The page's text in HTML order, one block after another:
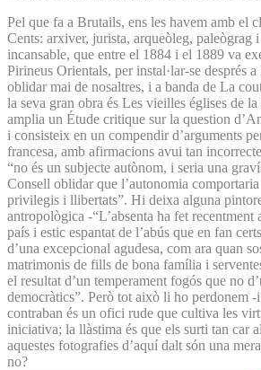
Pel que fa a Brutails, ens les havem amb el
Cents: arxiver, jurista, arqueòleg, paleògrag
incansable, que entre el 1884 i el 1889 va
Pirineus Orientals, per instal·lar-se després
oblidar mai de nosaltres, i a banda de La
la seva gran obra és Les vieilles églises de
amplia un Étude critique sur la question
i consisteix en un compendir d’arguments
francesa, amb afirmacions avui tan
“no és un subjecte autònom, i seria una
Consell oblidar que l’autonomia
privilegis i llibertats”. Hi deixa alguna
antropològica -“L’absenta ha fet recentment
país i estic espantat de l’abús que en fan
d’una excepcional agudesa, com ara quan
matrimonis de fills de bona família i
el resultat d’un temperament fogós que no
democràtics”. Però tot això li ho perdonem -
contraban és un ofici rude que cultiva les
iniciativa; la llàstima és que els surti tan car
aquestes fotografies d’aquí dalt són una
no?